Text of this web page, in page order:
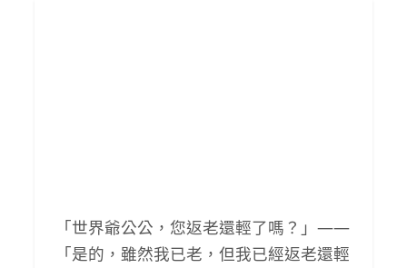
「世界爺公公，您返老還輕了嗎？」——
「是的，雖然我已老，但我已經返老還輕